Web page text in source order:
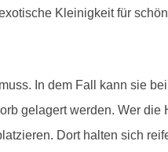
Kleinigkeit für
In dem Fall kann sie
gelagert werden. Wer die
Dort halten sich